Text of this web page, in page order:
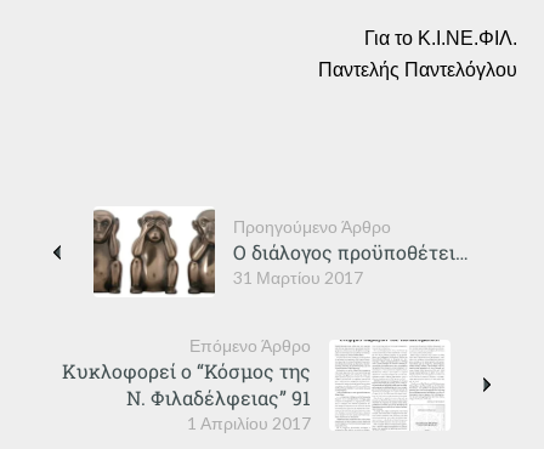
Για το Κ.Ι.ΝΕ.ΦΙΛ.
Παντελής Παντελόγλου
Προηγούμενο Άρθρο
31 Μαρτίου 2017
Ο διάλογος προϋποθέτει…
Επόμενο Άρθρο
1 Απριλίου 2017
Κυκλοφορεί ο “Κόσμος της
Ν. Φιλαδέλφειας” 91